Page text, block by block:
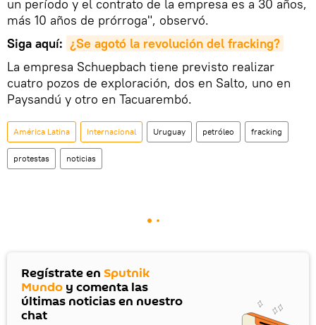
un período y el contrato de la empresa es a 30 años,
más 10 años de prórroga", observó.
Siga aquí: ¿Se agotó la revolución del fracking?
La empresa Schuepbach tiene previsto realizar
cuatro pozos de exploración, dos en Salto, uno en
Paysandú y otro en Tacuarembó.
América Latina Internacional Uruguay petróleo fracking
protestas noticias
Regístrate en Sputnik
Mundo y comenta las
últimas noticias en nuestro
chat